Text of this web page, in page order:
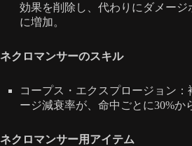
効果を削除し、代わりにダメージ
に増加。
ネクロマンサーのスキル
コープス・エクスプロージョン：
ージ減衰率が、命中ごとに30%か
ネクロマンサー用アイテム